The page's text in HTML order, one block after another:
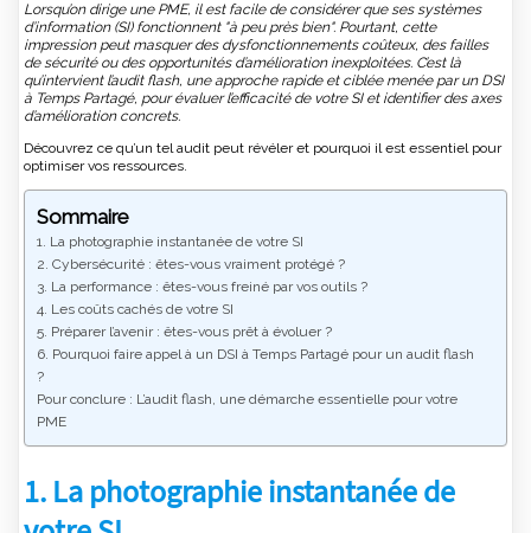
Lorsqu’on dirige une PME, il est facile de considérer que ses systèmes
d’information (SI) fonctionnent "à peu près bien". Pourtant, cette
impression peut masquer des dysfonctionnements coûteux, des failles
de sécurité ou des opportunités d’amélioration inexploitées. C’est là
qu’intervient l’audit flash, une approche rapide et ciblée menée par un DSI
à Temps Partagé, pour évaluer l’efficacité de votre SI et identifier des axes
d’amélioration concrets.
Découvrez ce qu’un tel audit peut révéler et pourquoi il est essentiel pour
optimiser vos ressources.
Sommaire
1. La photographie instantanée de votre SI
2. Cybersécurité : êtes-vous vraiment protégé ?
3. La performance : êtes-vous freiné par vos outils ?
4. Les coûts cachés de votre SI
5. Préparer l’avenir : êtes-vous prêt à évoluer ?
6. Pourquoi faire appel à un DSI à Temps Partagé pour un audit flash
?
Pour conclure : L’audit flash, une démarche essentielle pour votre
PME
1. La photographie instantanée de